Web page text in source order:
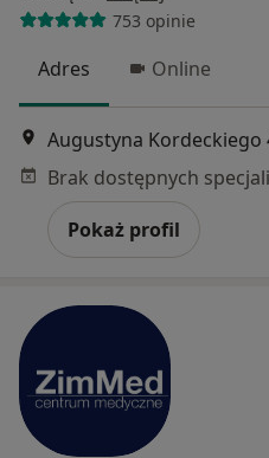
753 opinie
Adres Online
Pokaż profil